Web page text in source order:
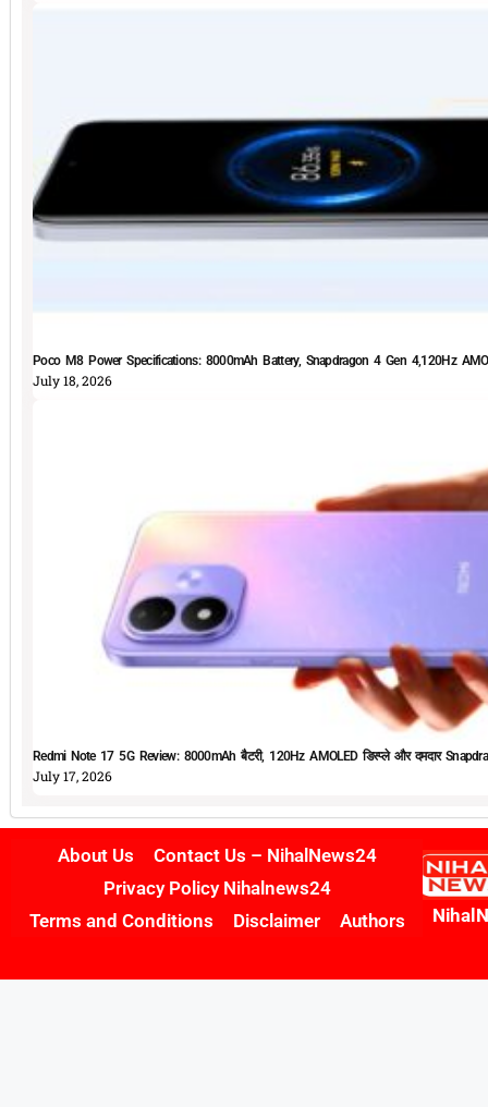
Poco M8 Power Specifications: 8000mAh Battery, Snapdragon 4 Gen 4,120Hz
July 18, 2026
Redmi Note 17 5G Review: 8000mAh बैटरी, 120Hz AMOLED डिस्प्ले और दमदार
July 17, 2026
About Us
Contact Us – NihalNews24
Privacy Policy Nihalnews24
Terms and Conditions
Disclaimer Authors